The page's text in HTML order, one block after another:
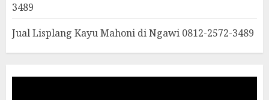
3489
Jual Lisplang Kayu Mahoni di Ngawi 0812-2572-3489